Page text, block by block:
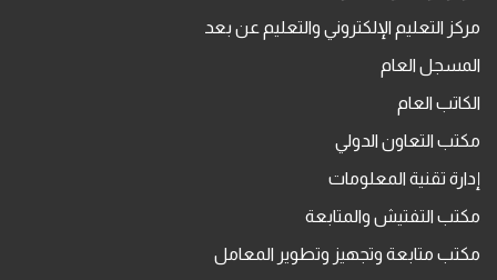
مركز التعليم الإلكتروني والتعليم عن بعد
المسجل العام
الكاتب العام
مكتب التعاون الدولي
إدارة تقنية المعلومات
مكتب التفتيش والمتابعة
مكتب متابعة وتجهيز وتطوير المعامل